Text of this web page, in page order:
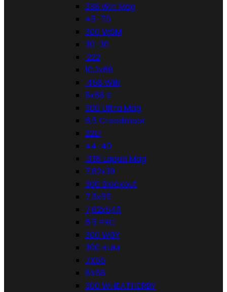
338 Win Mag
45-70
300 WSM
30-30
.222
10,3x68
.458 WIN
8x68 S
300 Ultra Mag
6,5 Creedmoor
22Lr
44-40
.338 Lapua Mag
7,62x39
300 Blackout
7,5x55
7,62x54R
6.5 PRC
300 WBY
300 RUM
7X65
8X68
300 WHEATHERBY